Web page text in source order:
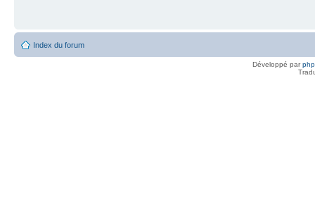
Index du forum
Développé par